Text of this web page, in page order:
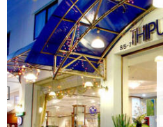
Previous